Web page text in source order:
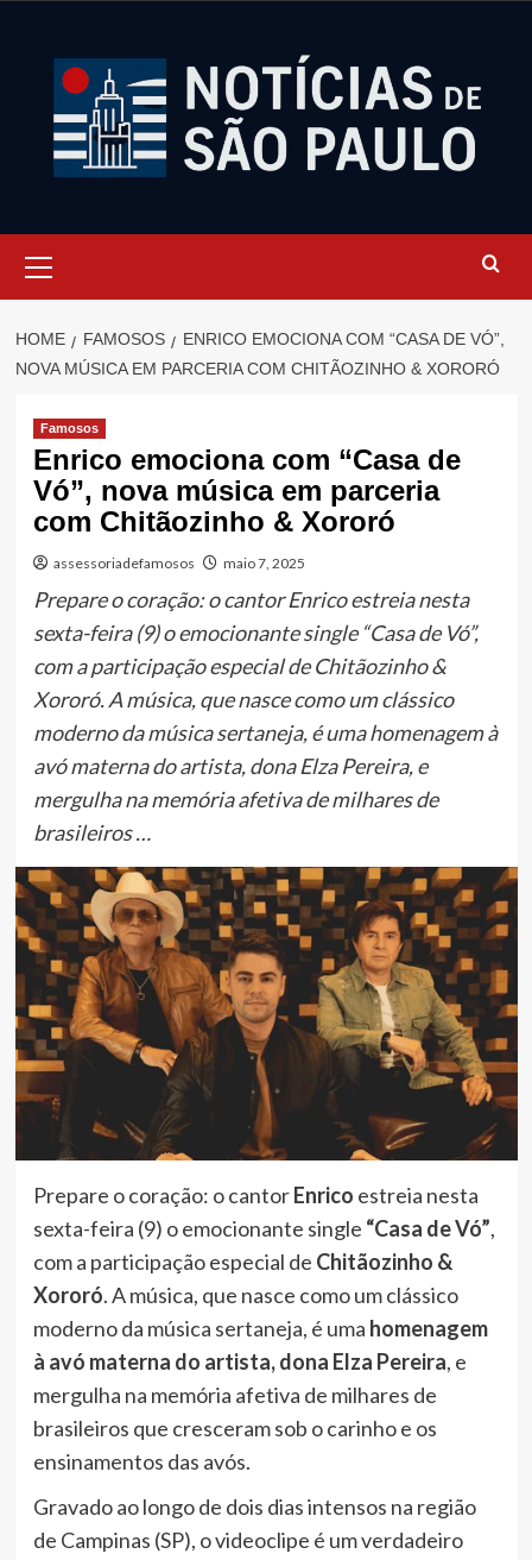
Menu
HOME FAMOSOS
ENRICO EMOCIONA COM “CASA DE VÓ”,
NOVA MÚSICA EM PARCERIA COM CHITÃOZINHO & XORORÓ
Famosos
Enrico emociona com “Casa de
Vó”, nova música em parceria
com Chitãozinho & Xororó
assessoriadefamosos maio 7, 2025
Prepare o coração: o cantor Enrico estreia nesta
sexta-feira (9) o emocionante single “Casa de Vó”,
com a participação especial de Chitãozinho &
Xororó. A música, que nasce como um clássico
moderno da música sertaneja, é uma homenagem à
avó materna do artista, dona Elza Pereira, e
mergulha na memória afetiva de milhares de
brasileiros …
Prepare o coração: o cantorEnrico estreia nesta
sexta-feira (9) o emocionante single “Casa de Vó”,
com a participação especial de Chitãozinho &
Xororó. A música, que nasce como um clássico
moderno da música sertaneja, é uma homenagem
à avó materna do artista, dona Elza Pereira, e
mergulha na memória afetiva de milhares de
brasileiros que cresceram sob o carinho e os
ensinamentos das avós.
Gravado ao longo de dois dias intensos na região
de Campinas (SP), o videoclipe é um verdadeiro